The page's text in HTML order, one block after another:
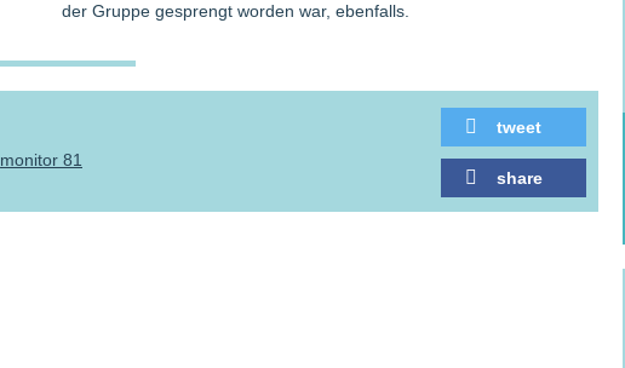
der Gruppe gesprengt worden war, ebenfalls.
tweet
share
monitor 81